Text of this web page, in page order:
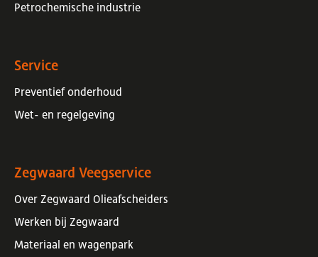
Petrochemische industrie
Service
Preventief onderhoud
Wet- en regelgeving
Zegwaard Veegservice
Over Zegwaard Olieafscheiders
Werken bij Zegwaard
Materiaal en wagenpark